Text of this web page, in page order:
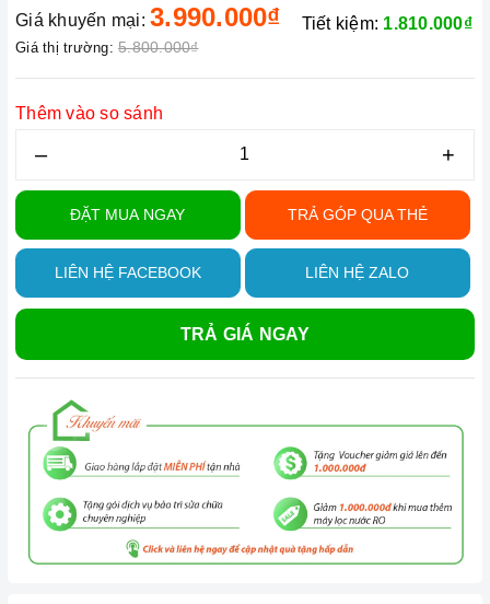
Giá khuyến mại: 3.990.000₫
Giá thị trường: 5.800.000₫
Tiết kiệm: 1.810.000₫
Thêm vào so sánh
– +
ĐẶT MUA NGAY TRẢ GÓP QUA THẺ
LIÊN HỆ FACEBOOK LIÊN HỆ ZALO
TRẢ GIÁ NGAY